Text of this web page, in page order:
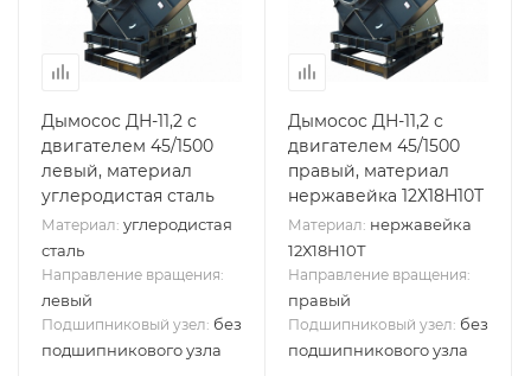
Дымосос ДН-11,2 с
двигателем 45/1500
левый, материал
углеродистая сталь
Материал: углеродистая
сталь
Направление вращения:
левый
Подшипниковый узел: без
подшипникового узла
Дымосос ДН-11,2 с
двигателем 45/1500
правый, материал
нержавейка 12Х18Н10Т
Материал: нержавейка
12Х18Н10Т
Направление вращения:
правый
Подшипниковый узел: без
подшипникового узла